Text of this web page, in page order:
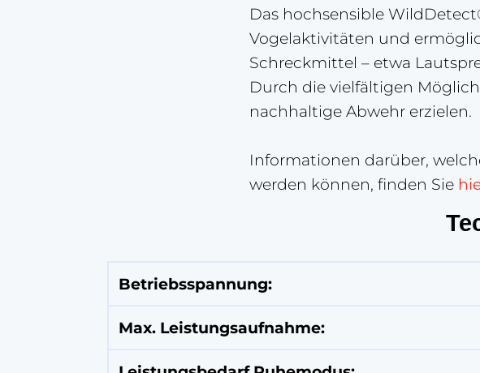
Das hochsensible
Vogelaktivitäten und
Schreckmittel – etwa
Durch die vielfältigen
nachhaltige Abwehr erzielen.
Informationen darüber,
werden können, finden Sie
Betriebsspannung:
Betriebsspannung:
Max. Leistungsaufnahme: